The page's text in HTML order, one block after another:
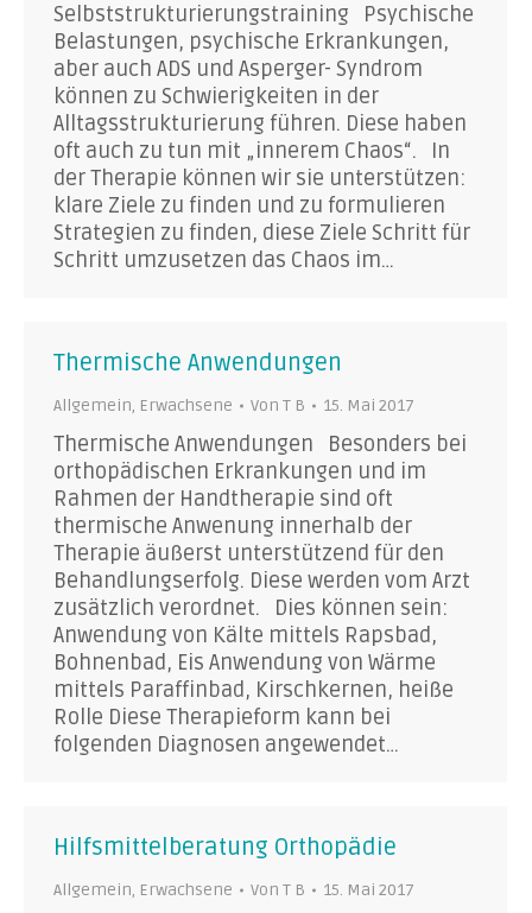
Selbststrukturierungstraining Psychische
Belastungen, psychische Erkrankungen,
aber auch ADS und Asperger- Syndrom
können zu Schwierigkeiten in der
Alltagsstrukturierung führen. Diese haben
oft auch zu tun mit „innerem Chaos“. In
der Therapie können wir sie unterstützen:
klare Ziele zu finden und zu formulieren
Strategien zu finden, diese Ziele Schritt für
Schritt umzusetzen das Chaos im…
Thermische Anwendungen
Allgemein, Erwachsene Von T B 15. Mai 2017
Thermische Anwendungen Besonders bei
orthopädischen Erkrankungen und im
Rahmen der Handtherapie sind oft
thermische Anwenung innerhalb der
Therapie äußerst unterstützend für den
Behandlungserfolg. Diese werden vom Arzt
zusätzlich verordnet. Dies können sein:
Anwendung von Kälte mittels Rapsbad,
Bohnenbad, Eis Anwendung von Wärme
mittels Paraffinbad, Kirschkernen, heiße
Rolle Diese Therapieform kann bei
folgenden Diagnosen angewendet…
Hilfsmittelberatung Orthopädie
Allgemein, Erwachsene Von T B 15. Mai 2017